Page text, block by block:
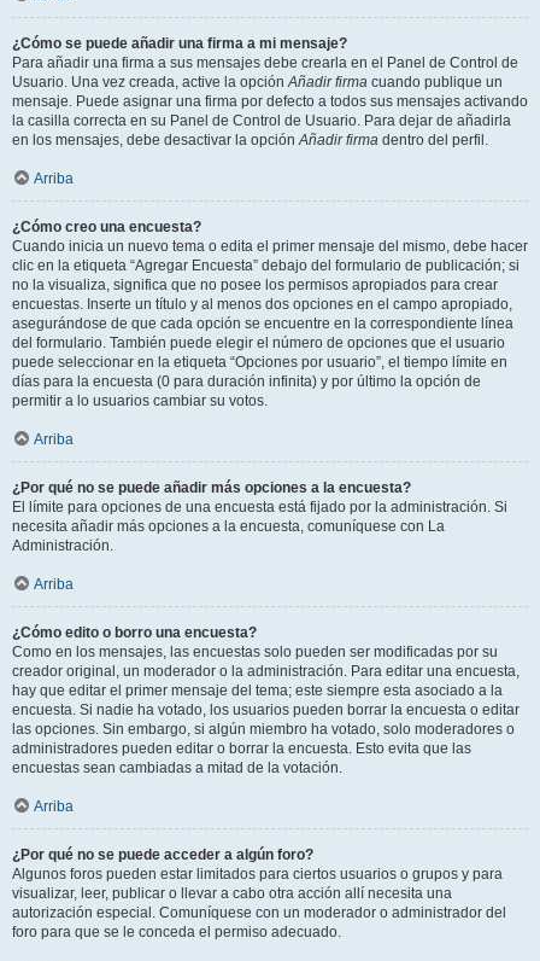
¿Cómo se puede añadir una firma a mi mensaje?
Para añadir una firma a sus mensajes debe crearla en el Panel de Control de
Usuario. Una vez creada, active la opciónAñadir firma cuando publique un
mensaje. Puede asignar una firma por defecto a todos sus mensajes activando
la casilla correcta en su Panel de Control de Usuario. Para dejar de añadirla
en los mensajes, debe desactivar la opciónAñadir firma dentro del perfil.
Arriba
¿Cómo creo una encuesta?
Cuando inicia un nuevo tema o edita el primer mensaje del mismo, debe hacer
clic en la etiqueta “Agregar Encuesta” debajo del formulario de publicación; si
no la visualiza, significa que no posee los permisos apropiados para crear
encuestas. Inserte un título y al menos dos opciones en el campo apropiado,
asegurándose de que cada opción se encuentre en la correspondiente línea
del formulario. También puede elegir el número de opciones que el usuario
puede seleccionar en la etiqueta “Opciones por usuario”, el tiempo límite en
días para la encuesta (0 para duración infinita) y por último la opción de
permitir a lo usuarios cambiar su votos.
Arriba
¿Por qué no se puede añadir más opciones a la encuesta?
El límite para opciones de una encuesta está fijado por la administración. Si
necesita añadir más opciones a la encuesta, comuníquese con La
Administración.
Arriba
¿Cómo edito o borro una encuesta?
Como en los mensajes, las encuestas solo pueden ser modificadas por su
creador original, un moderador o la administración. Para editar una encuesta,
hay que editar el primer mensaje del tema; este siempre esta asociado a la
encuesta. Si nadie ha votado, los usuarios pueden borrar la encuesta o editar
las opciones. Sin embargo, si algún miembro ha votado, solo moderadores o
administradores pueden editar o borrar la encuesta. Esto evita que las
encuestas sean cambiadas a mitad de la votación.
Arriba
¿Por qué no se puede acceder a algún foro?
Algunos foros pueden estar limitados para ciertos usuarios o grupos y para
visualizar, leer, publicar o llevar a cabo otra acción allí necesita una
autorización especial. Comuníquese con un moderador o administrador del
foro para que se le conceda el permiso adecuado.